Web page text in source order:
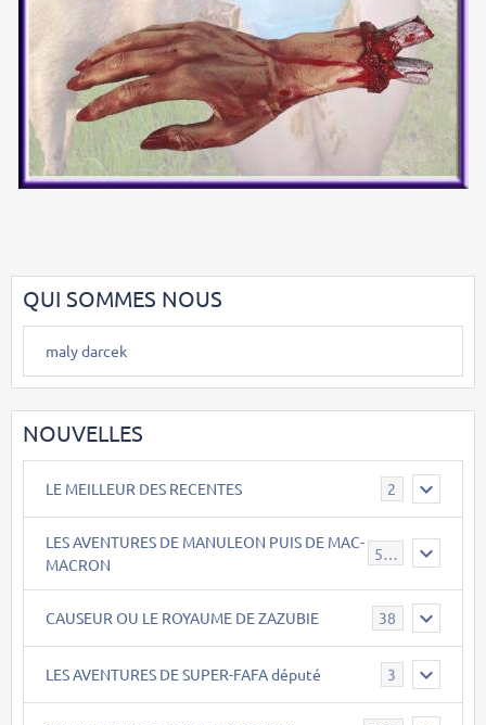
QUI SOMMES NOUS
maly darcek
NOUVELLES
LE MEILLEUR DES RECENTES 2
LES AVENTURES DE MANULEON PUIS DE MAC-
MACRON
543
CAUSEUR OU LE ROYAUME DE ZAZUBIE 38
LES AVENTURES DE SUPER-FAFA député 3